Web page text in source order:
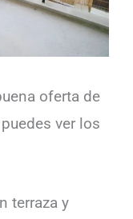
oferta de
ver los
terraza y